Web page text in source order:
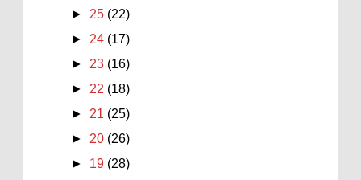
► 25 (22)
► 24 (17)
► 23 (16)
► 22 (18)
► 21 (25)
► 20 (26)
► 19 (28)